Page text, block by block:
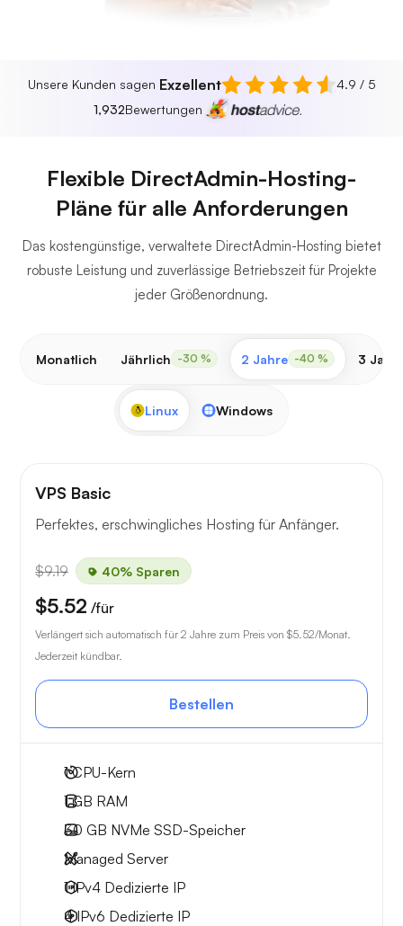
Unsere Kunden sagen Exzellent
4.9 / 5
1,932Bewertungen
Flexible DirectAdmin-Hosting-
Pläne für alle Anforderungen
Das kostengünstige, verwaltete DirectAdmin-Hosting bietet
robuste Leistung und zuverlässige Betriebszeit für Projekte
jeder Größenordnung.
Monatlich Jährlich -30 % 2 Jahre -40 % 3
Linux Windows
VPS Basic
Perfektes, erschwingliches Hosting für Anfänger.
$9.19 40% Sparen
$5.52 /für
Verlängert sich automatisch für 2 Jahre zum Preis von $5.52/Monat.
Jederzeit kündbar.
Bestellen
1CPU-Kern
1 GB RAM
30 GB NVMe SSD-Speicher
Managed Server
1 IPv4 Dedizierte IP
4 IPv6 Dedizierte IP